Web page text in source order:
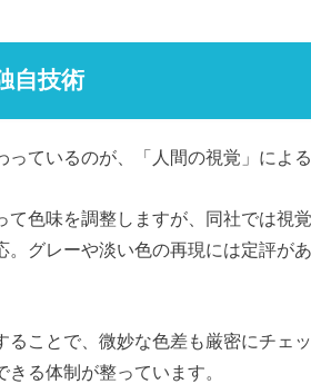
自技術
っているのが、「人間の視覚」によ
て色味を調整しますが、同社では視
。グレーや淡い色の再現には定評が
ることで、微妙な色差も厳密にチェ
る体制が整っています。